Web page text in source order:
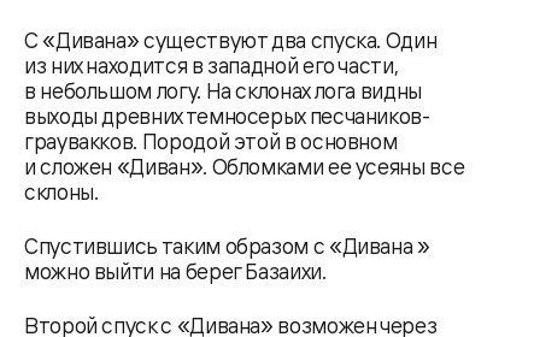
С «Дивана» существуют два спуска. Один
из них находится в западной его части,
в небольшом логу. На склонах лога видны
выходы древних темносерых песчаников-
граувакков. Породой этой в основном
и сложен «Диван». Обломками ее усеяны все
склоны.
Спустившись таким образом с «Дивана »
можно выйти на берег Базаихи.
Второй спуск с «Дивана» возможен через